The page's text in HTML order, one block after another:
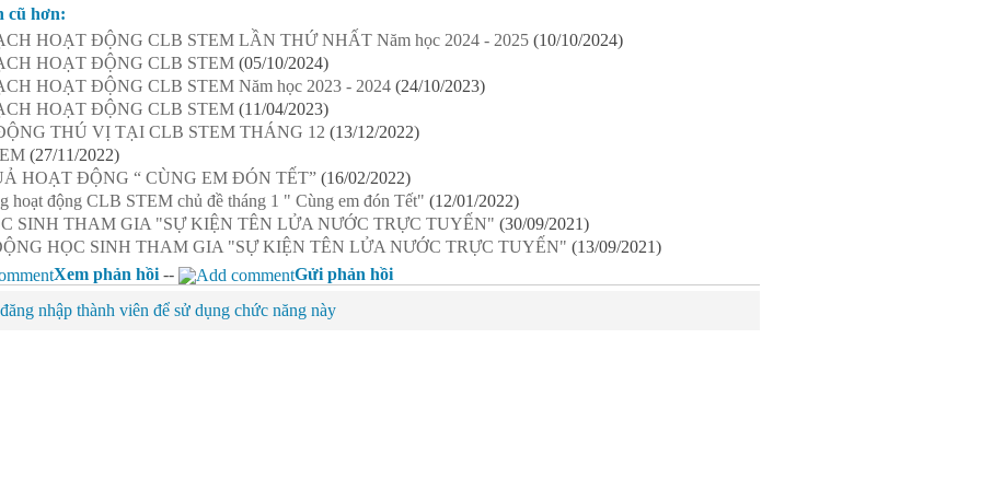
cũ hơn:
HOẠT ĐỘNG CLB STEM LẦN THỨ NHẤT Năm học 2024 - 2025 (10/10/2024)
HOẠT ĐỘNG CLB STEM (05/10/2024)
HOẠT ĐỘNG CLB STEM Năm học 2023 - 2024 (24/10/2023)
HOẠT ĐỘNG CLB STEM (11/04/2023)
THÚ VỊ TẠI CLB STEM THÁNG 12 (13/12/2022)
(27/11/2022)
HOẠT ĐỘNG “ CÙNG EM ĐÓN TẾT” (16/02/2022)
hoạt động CLB STEM chủ đề tháng 1 " Cùng em đón Tết" (12/01/2022)
SINH THAM GIA "SỰ KIỆN TÊN LỬA NƯỚC TRỰC TUYẾN" (30/09/2021)
HỌC SINH THAM GIA "SỰ KIỆN TÊN LỬA NƯỚC TRỰC TUYẾN" (13/09/2021)
Xem phản hồi --
Gửi phản hồi
nhập thành viên để sử dụng chức năng này